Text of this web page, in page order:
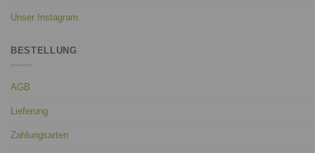
Unser Instagram
BESTELLUNG
AGB
Lieferung
Zahlungsarten